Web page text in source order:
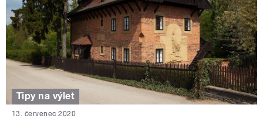
Tipy na výlet
13. červenec 2020